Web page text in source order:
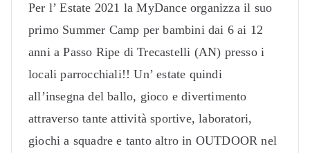
Per l’ Estate 2021 la MyDance organizza il suo
primo Summer Camp per bambini dai 6 ai 12
anni a Passo Ripe di Trecastelli (AN) presso i
locali parrocchiali!! Un’ estate quindi
all’insegna del ballo, gioco e divertimento
attraverso tante attività sportive, laboratori,
giochi a squadre e tanto altro in OUTDOOR nel